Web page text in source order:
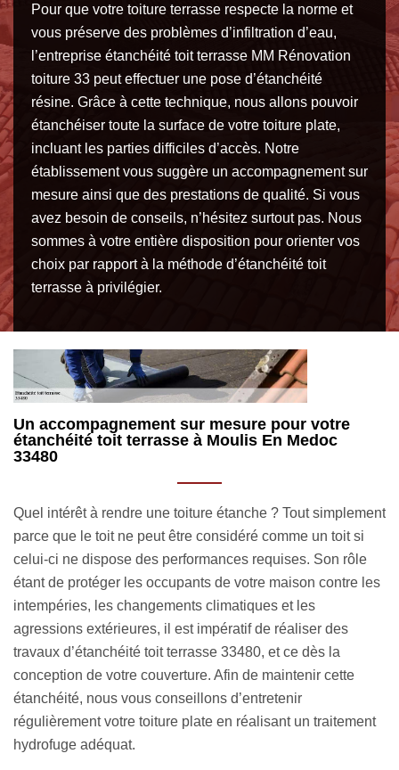
Pour que votre toiture terrasse respecte la norme et
vous préserve des problèmes d’infiltration d’eau,
l’entreprise étanchéité toit terrasse MM Rénovation
toiture 33 peut effectuer une pose d’étanchéité
résine. Grâce à cette technique, nous allons pouvoir
étanchéiser toute la surface de votre toiture plate,
incluant les parties difficiles d’accès. Notre
établissement vous suggère un accompagnement sur
mesure ainsi que des prestations de qualité. Si vous
avez besoin de conseils, n’hésitez surtout pas. Nous
sommes à votre entière disposition pour orienter vos
choix par rapport à la méthode d’étanchéité toit
terrasse à privilégier.
MM Rénovation toiture 33 spécialiste en
étanchéité bitume pour toiture terrasse
pouvons adopter dans le cadre d’une étanchéité toit
terrasse à Moulis En Medoc 33480. Il s’agit de mettre en
place une membrane bitumeuse pour instaurer une
imperméabilité accrue sur toute la surface de votre toiture
plate. Comme technique de pose, notre équipe est en
mesure d’appliquer du bitume à chaud ou du bitume
élastomère. Il est possible de réaliser une pose en
monocouche ou en bicouche. Pour la fixation de la
membrane bitumeuse, nos artisans pourront effectuer une
pose autoadhésive ou une pose mécanique.